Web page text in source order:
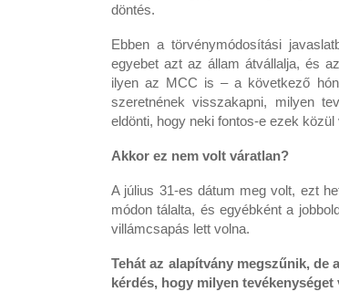
döntés.
Ebben a törvénymódosítási
egyebet azt az állam átvállalja, és
ilyen az MCC is – a következő
szeretnének visszakapni, milyen
eldönti, hogy neki fontos-e ezek közül
Akkor ez nem volt váratlan?
A július 31-es dátum meg volt, ezt
módon tálalta, és egyébként a
villámcsapás lett volna.
Tehát az alapítvány megszűnik, de
kérdés, hogy milyen